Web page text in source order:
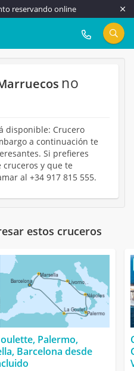
reservando online
917 815 555
no
disponible: Crucero
a continuación te
Si prefieres
y que te
al +34 917 815 555.
estos cruceros
Palermo,
Barcelona desde